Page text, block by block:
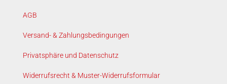
AGB
Versand- & Zahlungsbedingungen
Privatsphäre und Datenschutz
Widerrufsrecht & Muster-Widerrufsformular